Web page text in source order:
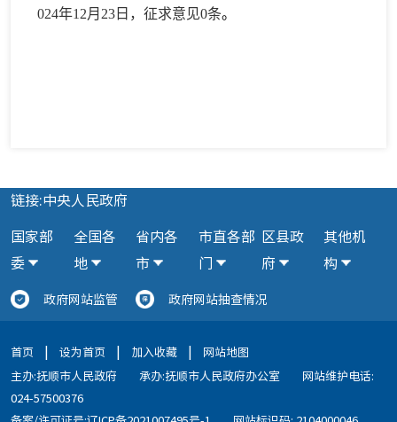
024年1 2月 23 日，征求意见0条。
链接:中央人民政府
国家部
委
全国各
地
省内各
市
市直各部
门
区县政
府
其他机
构
政府网站监管 政府网站抽查情况
首页 | 设为首页 | 加入收藏 |
网站地图
主办:抚顺市人民政府
承办:抚顺市人民政府办公室
网站维护电话:
024-57500376